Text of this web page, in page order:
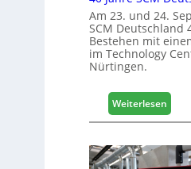
+
H
o
2
0
8
Am 23. und 24.
SCM Deutschland
Bestehen mit
im Technology
Nürtingen.
Weiterlesen:
4
J
a